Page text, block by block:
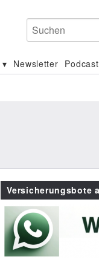
Suchen
Newsletter Podcast
Versicherungsbote